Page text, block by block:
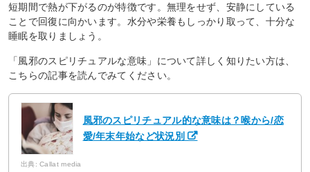
短期間で熱が下がるのが特徴です。無理をせず、安静にしている
ことで回復に向かいます。水分や栄養もしっかり取って、十分な
睡眠を取りましょう。
「風邪のスピリチュアルな意味」について詳しく知りたい方は、
こちらの記事を読んでみてください。
風邪のスピリチュアル的な意味は？喉から/恋
愛/年末年始など状況別
出典: Callat media